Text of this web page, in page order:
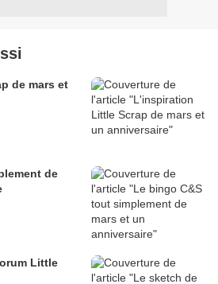
de mars et
de
Little